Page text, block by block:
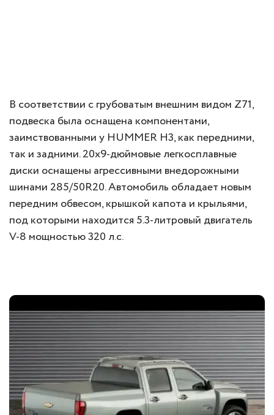
В соответствии с грубоватым внешним видом Z71,
подвеска была оснащена компонентами,
заимствованными у HUMMER H3, как передними,
так и задними. 20х9-дюймовые легкосплавные
диски оснащены агрессивными внедорожными
шинами 285/50R20. Автомобиль обладает новым
передним обвесом, крышкой капота и крыльями,
под которыми находится 5.3-литровый двигатель
V-8 мощностью 320 л.с.